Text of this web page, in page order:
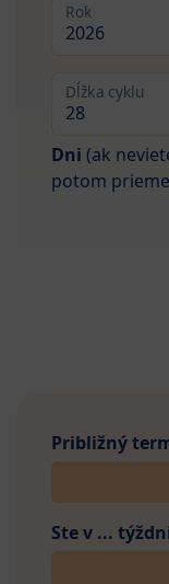
Rok
Dĺžka cyklu
Dni (ak
potom
Približný
Ste v ...